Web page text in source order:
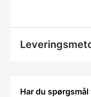
Har du